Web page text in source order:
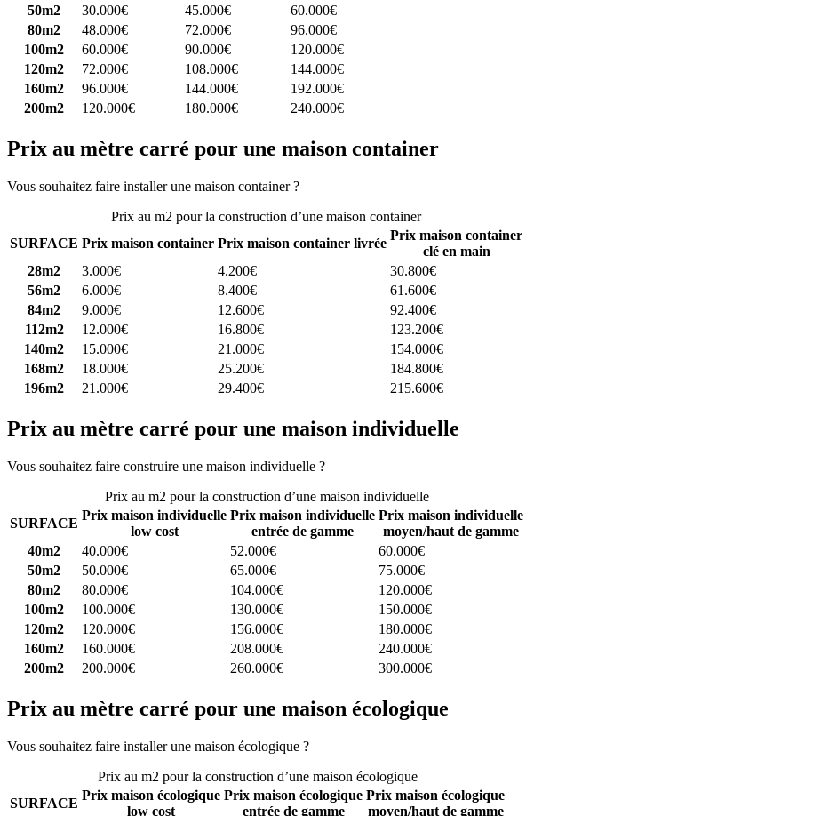
50m2
30.000€ 45.000€
60.000€
80m2
48.000€ 72.000€
96.000€
100m2
60.000€ 90.000€
120.000€
120m2
72.000€ 108.000€
144.000€
160m2
96.000€ 144.000€
192.000€
200m2
120.000€ 180.000€ 240.000€
Prix au mètre carré pour une maison container
Vous souhaitez faire installer une maison container ?
Prix au m2 pour la construction d’une maison container
SURFACE Prix maison container Prix maison container livrée
Prix maison container
clé en main
28m2
3.000€ 4.200€
30.800€
56m2
6.000€ 8.400€
61.600€
84m2
9.000€ 12.600€
92.400€
112m2
12.000€ 16.800€
123.200€
140m2
15.000€ 21.000€
154.000€
168m2
18.000€ 25.200€
184.800€
196m2
21.000€ 29.400€ 215.600€
Prix au mètre carré pour une maison individuelle
Vous souhaitez faire construire une maison individuelle ?
Prix au m2 pour la construction d’une maison individuelle
SURFACE
Prix maison individuelle
low cost
Prix maison individuelle
entrée de gamme
Prix maison individuelle
moyen/haut de gamme
40m2
40.000€ 52.000€
60.000€
50m2
50.000€ 65.000€
75.000€
80m2
80.000€ 104.000€
120.000€
100m2
100.000€ 130.000€
150.000€
120m2
120.000€ 156.000€
180.000€
160m2
160.000€ 208.000€
240.000€
200m2
200.000€ 260.000€ 300.000€
Prix au mètre carré pour une maison écologique
Vous souhaitez faire installer une maison écologique ?
Prix au m2 pour la construction d’une maison écologique
SURFACE
Prix maison écologique
low cost
Prix maison écologique
entrée de gamme
Prix maison écologique
moyen/haut de gamme